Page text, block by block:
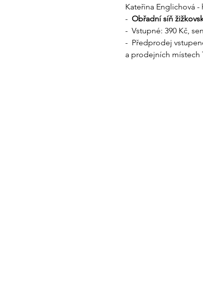
Kateřina Englichová -
- Obřadní síň
-  Vstupné: 390 Kč,
-  Předprodej
a prodejních místech